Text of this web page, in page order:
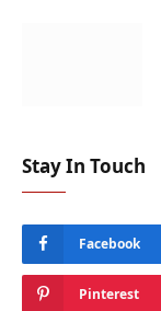
Stay In Touch
Facebook
Pinterest